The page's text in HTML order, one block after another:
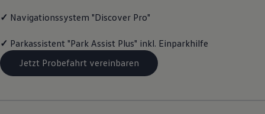
Volkswagen Kundenbetreuung
✓ Navigationssystem "Discover Pro"
✓ Parkassistent "Park Assist Plus" inkl. Einparkhilfe
Jetzt Probefahrt vereinbaren